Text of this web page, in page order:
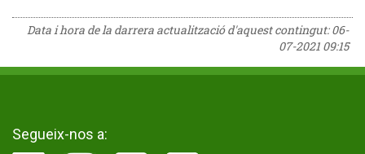
Data i hora de la darrera actualització d'aquest contingut:06-
07-2021 09:15
Segueix-nos a: